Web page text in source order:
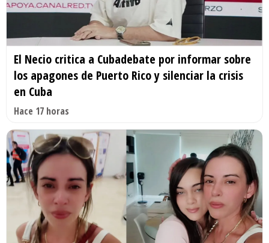
El Necio critica a Cubadebate por informar sobre
los apagones de Puerto Rico y silenciar la crisis
en Cuba
Hace 17 horas